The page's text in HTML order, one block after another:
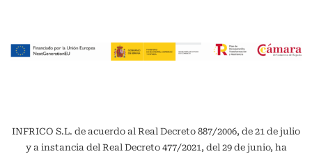
INFRICO S.L. de acuerdo al Real Decreto 887/2006, de 21 de julio
y a instancia del Real Decreto 477/2021, del 29 de junio, ha